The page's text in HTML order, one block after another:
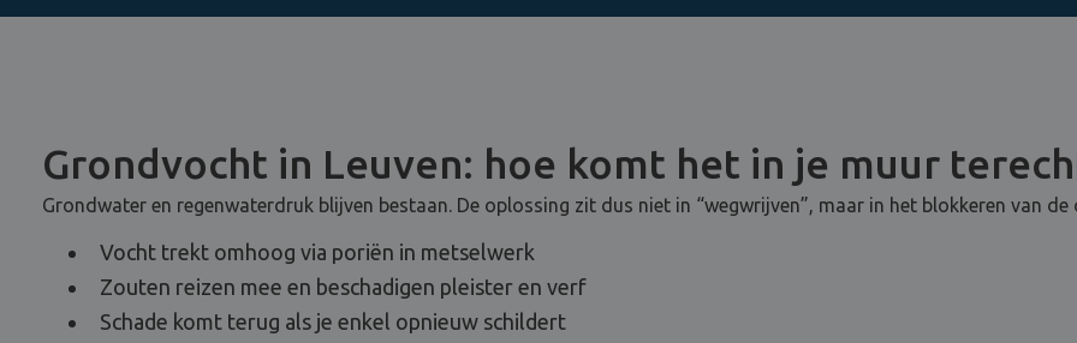
Grondvocht in Leuven: hoe komt het in je muur
Grondwater en regenwaterdruk blijven bestaan. De oplossing zit dus niet in “wegwrijven”, maar in het blokkeren van de
Vocht trekt omhoog via poriën in metselwerk
Zouten reizen mee en beschadigen pleister en verf
Schade komt terug als je enkel opnieuw schildert